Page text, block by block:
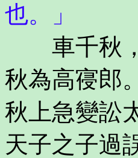
也。」
車千秋，
秋為高寑郎
秋上急變訟
天子之子過